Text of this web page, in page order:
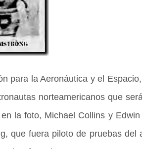
para la Aeronáutica y el
norteamericanos que
la foto, Michael Collins y
que fuera piloto de pruebas del